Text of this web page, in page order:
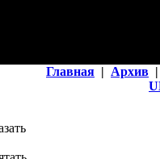
Главная | Архив |